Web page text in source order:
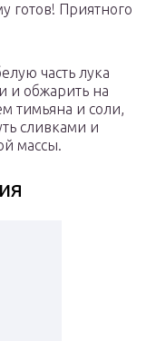
готов! Приятного
часть лука
и обжарить на
тимьяна и соли,
сливками и
массы.